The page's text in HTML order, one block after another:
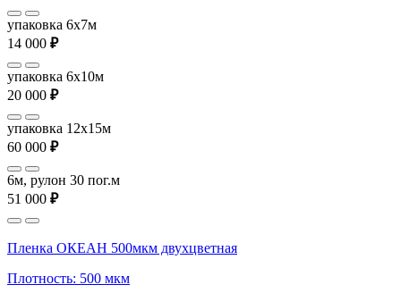
упаковка 6x7м
14 000 ₽
упаковка 6x10м
20 000 ₽
упаковка 12x15м
60 000 ₽
6м, рулон 30 пог.м
51 000 ₽
Пленка ОКЕАН 500мкм двухцветная
Плотность: 500 мкм